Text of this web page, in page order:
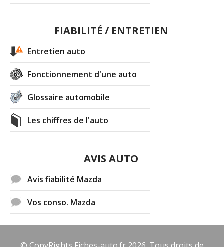
FIABILITÉ / ENTRETIEN
Entretien auto
Fonctionnement d'une auto
Glossaire automobile
Les chiffres de l'auto
AVIS AUTO
Avis fiabilité Mazda
Vos conso. Mazda